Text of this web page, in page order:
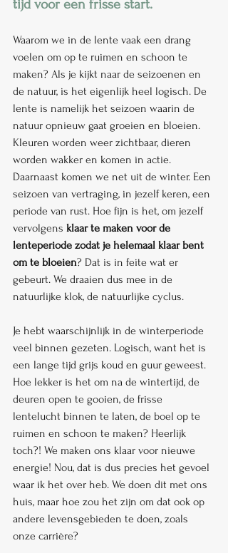
tijd voor een frisse start.
Waarom we in de lente vaak een drang
voelen om op te ruimen en schoon te
maken? Als je kijkt naar de seizoenen en
de natuur, is het eigenlijk heel logisch. De
lente is namelijk het seizoen waarin de
natuur opnieuw gaat groeien en bloeien.
Kleuren worden weer zichtbaar, dieren
worden wakker en komen in actie.
Daarnaast komen we net uit de winter. Een
seizoen van vertraging, in jezelf keren, een
periode van rust. Hoe fijn is het, om jezelf
vervolgens klaar te maken voor de
lenteperiode zodat je helemaal klaar bent
om te bloeien? Dat is in feite wat er
gebeurt. We draaien dus mee in de
natuurlijke klok, de natuurlijke cyclus.
Je hebt waarschijnlijk in de winterperiode
veel binnen gezeten. Logisch, want het is
een lange tijd grijs koud en guur geweest.
Hoe lekker is het om na de wintertijd, de
deuren open te gooien, de frisse
lentelucht binnen te laten, de boel op te
ruimen en schoon te maken? Heerlijk
toch?! We maken ons klaar voor nieuwe
energie! Nou, dat is dus precies het gevoel
waar ik het over heb. We doen dit met ons
huis, maar hoe zou het zijn om dat ook op
andere levensgebieden te doen, zoals
onze carrière?